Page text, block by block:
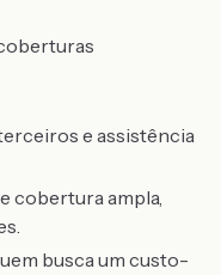
e assistência
cobertura ampla,
busca um custo-